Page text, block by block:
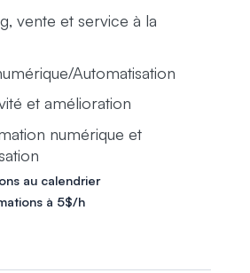
vente et service à la
Automatisation
et amélioration
numérique et
au calendrier
à 5$/h